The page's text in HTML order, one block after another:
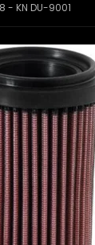
- KN DU-9001